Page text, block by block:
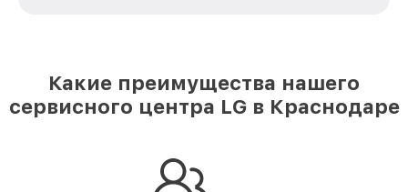
Какие преимущества нашего
сервисного центра LG в Краснодаре